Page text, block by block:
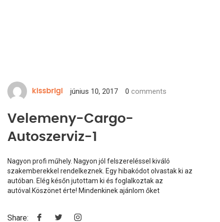
kissbrigi június 10, 2017 0 comments
Velemeny-Cargo-
Autoszerviz-1
Nagyon profi műhely. Nagyon jól felszereléssel kiváló
szakemberekkel rendelkeznek. Egy hibakódot olvastak ki az
autóban. Elég későn jutottam ki és foglalkoztak az
autóval.Köszönet érte! Mindenkinek ajánlom őket
Share: